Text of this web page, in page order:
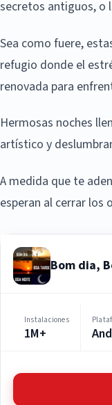
secretos antiguos, o
Sea como fuere,
refugio donde el
renovada para
Hermosas noches
artístico y
A medida que te
esperan al cerrar los
Bom dia,
Instalaciones
1M+